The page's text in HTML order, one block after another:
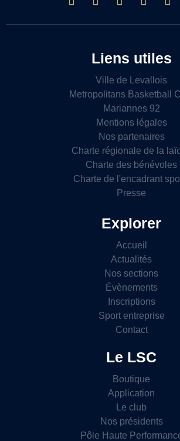
Liens utiles
Ville de Levallois
Metropolitans Basketball
Mariannes 92
Mentions légales
Nos partenaires
Charte régionale de la
Charte des bénévoles
Charte de l'encadrant
Presse
Explorer
Accueil
Actualités
Nos sections
Évènements
Inscriptions
Sport entreprise
Contact
Le LSC
Boutique
Application
Le club
Nos présidents
Pôle Haute